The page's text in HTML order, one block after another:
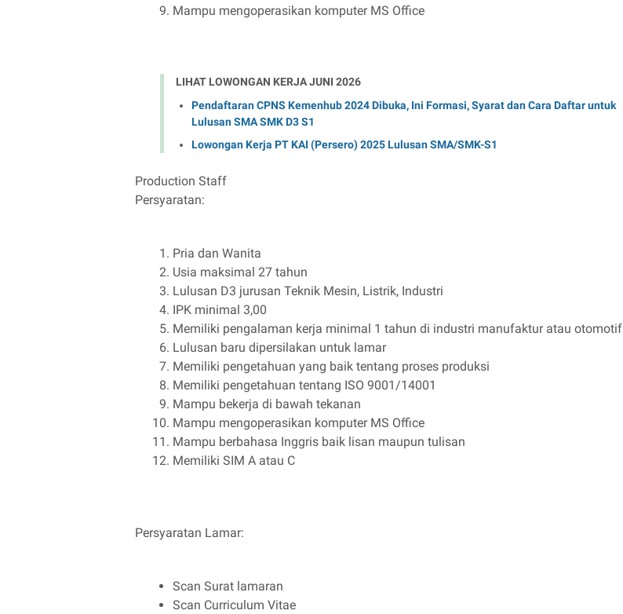
Mampu mengoperasikan komputer MS Office
LIHAT LOWONGAN KERJA JUNI 2026
Pendaftaran CPNS Kemenhub 2024 Dibuka, Ini Formasi, Syarat dan Cara Daftar untuk
Lulusan SMA SMK D3 S1
Lowongan Kerja PT KAI (Persero) 2025 Lulusan SMA/SMK-S1
Production Staff
Persyaratan:
Pria dan Wanita
Usia maksimal 27 tahun
Lulusan D3 jurusan Teknik Mesin, Listrik, Industri
IPK minimal 3,00
Memiliki pengalaman kerja minimal 1 tahun di industri manufaktur atau otomotif
Lulusan baru dipersilakan untuk lamar
Memiliki pengetahuan yang baik tentang proses produksi
Memiliki pengetahuan tentang ISO 9001/14001
Mampu bekerja di bawah tekanan
Mampu mengoperasikan komputer MS Office
Mampu berbahasa Inggris baik lisan maupun tulisan
Memiliki SIM A atau C
Persyaratan Lamar:
Scan Surat lamaran
Scan Curriculum Vitae